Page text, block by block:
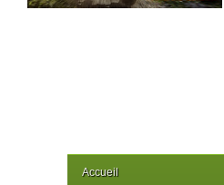
Accueil